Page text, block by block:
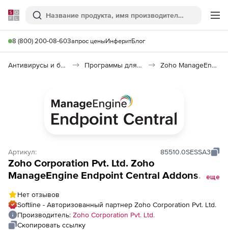
Softline
Поиск
8 (800) 200-08-60Запрос ценыИнферитБлог
Антивирусы и безопасность Программы для защиты информации Zoho ManageEngine Endpoint Central
Артикул: 85510.0SESSA3
Zoho Corporation Pvt. Ltd. Zoho
ManageEngine Endpoint Central Addons
Security Addon), fee for 50 Servers and
Single User License (Old Customers)
еще
Нет отзывов
Softline - Авторизованный партнер Zoho Corporation Pvt. Ltd.
Производитель: Zoho Corporation Pvt. Ltd.
Скопировать ссылку